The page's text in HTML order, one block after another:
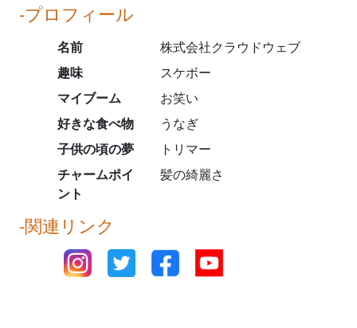
-プロフィール
名前
株式会社クラウドウェブ
趣味
スケボー
マイブーム
お笑い
好きな食べ物
うなぎ
子供の頃の夢
トリマー
チャームポイ
ント
髪の綺麗さ
-関連リンク